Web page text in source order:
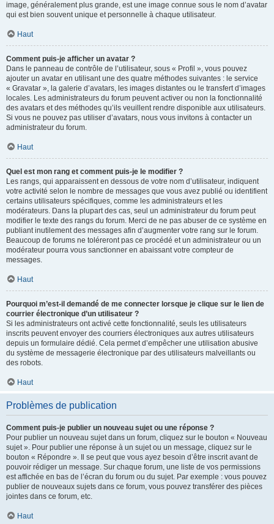
image, généralement plus grande, est une image connue sous le nom d’avatar
qui est bien souvent unique et personnelle à chaque utilisateur.
Haut
Comment puis-je afficher un avatar ?
Dans le panneau de contrôle de l’utilisateur, sous « Profil », vous pouvez
ajouter un avatar en utilisant une des quatre méthodes suivantes : le service
« Gravatar », la galerie d’avatars, les images distantes ou le transfert d’images
locales. Les administrateurs du forum peuvent activer ou non la fonctionnalité
des avatars et des méthodes qu’ils veuillent rendre disponible aux utilisateurs.
Si vous ne pouvez pas utiliser d’avatars, nous vous invitons à contacter un
administrateur du forum.
Haut
Quel est mon rang et comment puis-je le modifier ?
Les rangs, qui apparaissent en dessous de votre nom d’utilisateur, indiquent
votre activité selon le nombre de messages que vous avez publié ou identifient
certains utilisateurs spécifiques, comme les administrateurs et les
modérateurs. Dans la plupart des cas, seul un administrateur du forum peut
modifier le texte des rangs du forum. Merci de ne pas abuser de ce système en
publiant inutilement des messages afin d’augmenter votre rang sur le forum.
Beaucoup de forums ne toléreront pas ce procédé et un administrateur ou un
modérateur pourra vous sanctionner en abaissant votre compteur de
messages.
Haut
Pourquoi m’est-il demandé de me connecter lorsque je clique sur le lien de
courrier électronique d’un utilisateur ?
Si les administrateurs ont activé cette fonctionnalité, seuls les utilisateurs
inscrits peuvent envoyer des courriers électroniques aux autres utilisateurs
depuis un formulaire dédié. Cela permet d’empêcher une utilisation abusive
du système de messagerie électronique par des utilisateurs malveillants ou
des robots.
Haut
Problèmes de publication
Comment puis-je publier un nouveau sujet ou une réponse ?
Pour publier un nouveau sujet dans un forum, cliquez sur le bouton « Nouveau
sujet ». Pour publier une réponse à un sujet ou un message, cliquez sur le
bouton « Répondre ». Il se peut que vous ayez besoin d’être inscrit avant de
pouvoir rédiger un message. Sur chaque forum, une liste de vos permissions
est affichée en bas de l’écran du forum ou du sujet. Par exemple : vous pouvez
publier de nouveaux sujets dans ce forum, vous pouvez transférer des pièces
jointes dans ce forum, etc.
Haut